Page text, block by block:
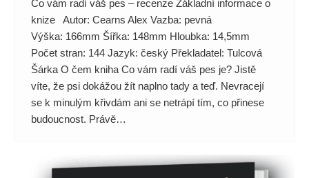
Co vám radí váš pes – recenze Základní informace o
knize Autor: Cearns Alex Vazba: pevná
Výška: 166mm Šířka: 148mm Hloubka: 14,5mm
Počet stran: 144 Jazyk: český Překladatel: Tulcová
Šárka O čem kniha Co vám radí váš pes je? Jistě
víte, že psi dokážou žít naplno tady a teď. Nevracejí
se k minulým křivdám ani se netrápí tím, co přinese
budoucnost. Právě…